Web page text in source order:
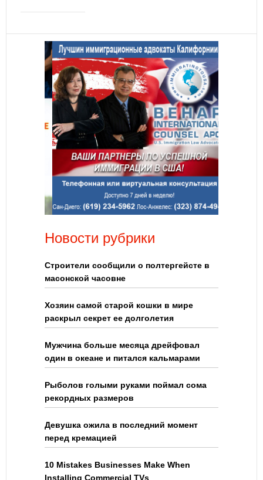
Новости рубрики
Строители сообщили о полтергейсте в
масонской часовне
Хозяин самой старой кошки в мире
раскрыл секрет ее долголетия
Мужчина больше месяца дрейфовал
один в океане и питался кальмарами
Рыболов голыми руками поймал сома
рекордных размеров
Девушка ожила в последний момент
перед кремацией
10 Mistakes Businesses Make When
Installing Commercial TVs